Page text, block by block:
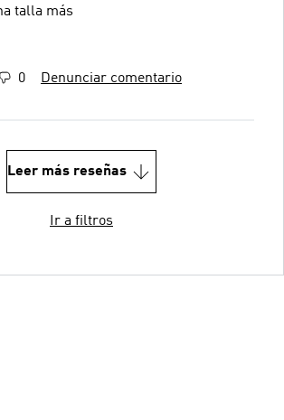
talla más
0 Denunciar comentario
Leer más reseñas
Ir a filtros